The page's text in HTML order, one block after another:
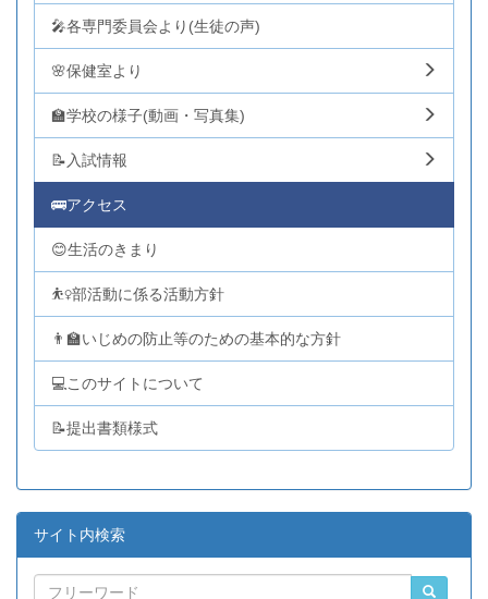
🎤各専門委員会より(生徒の声)
🌸保健室より
🏫学校の様子(動画・写真集)
📝入試情報
🚌アクセス
😊生活のきまり
⛹️‍♀️部活動に係る活動方針
👨‍🏫いじめの防止等のための基本的な方針
💻このサイトについて
📝提出書類様式
サイト内検索